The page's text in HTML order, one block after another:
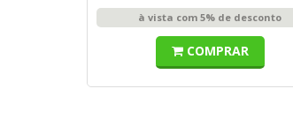
à vista com 5% de desconto
COMPRAR